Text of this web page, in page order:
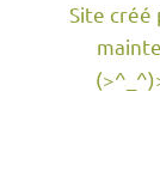
Site créé